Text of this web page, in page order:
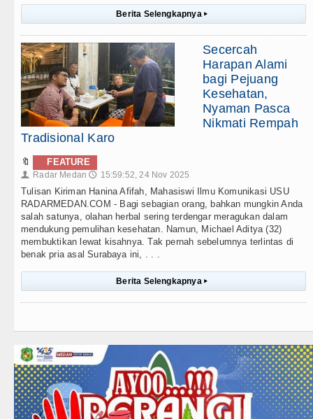
Berita Selengkapnya ▸
Secercah
Harapan Alami
bagi Pejuang
Kesehatan,
Nyaman Pasca
Nikmati Rempah
Tradisional Karo
🔖 FEATURE
👤 Radar Medan 🕔 15:59:52, 24 Nov 2025
Tulisan Kiriman Hanina Afifah, Mahasiswi Ilmu Komunikasi USU
RADARMEDAN.COM - Bagi sebagian orang, bahkan mungkin Anda
salah satunya, olahan herbal sering terdengar meragukan dalam
mendukung pemulihan kesehatan. Namun, Michael Aditya (32)
membuktikan lewat kisahnya. Tak pernah sebelumnya terlintas di
benak pria asal Surabaya ini, . . .
Berita Selengkapnya ▸